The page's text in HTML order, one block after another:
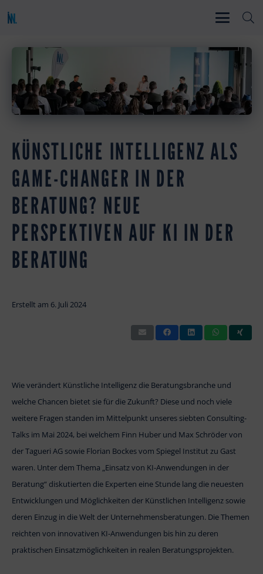
KÜNSTLICHE INTELLIGENZ ALS
GAME-CHANGER IN DER
BERATUNG? NEUE
PERSPEKTIVEN AUF KI IN DER
BERATUNG
Erstellt am 6. Juli 2024
Wie verändert Künstliche Intelligenz die Beratungsbranche und
welche Chancen bietet sie für die Zukunft? Diese und noch viele
weitere Fragen standen im Mittelpunkt unseres siebten Consulting-
Talks im Mai 2024, bei welchem Finn Huber und Max Schröder von
der Tagueri AG sowie Florian Bockes vom Spiegel Institut zu Gast
waren. Unter dem Thema „Einsatz von KI-Anwendungen in der
Beratung“ diskutierten die Experten eine Stunde lang die neuesten
Entwicklungen und Möglichkeiten der Künstlichen Intelligenz sowie
deren Einzug in die Welt der Unternehmensberatungen. Die Themen
reichten von innovativen KI-Anwendungen bis hin zu deren
praktischen Einsatzmöglichkeiten in realen Beratungsprojekten.